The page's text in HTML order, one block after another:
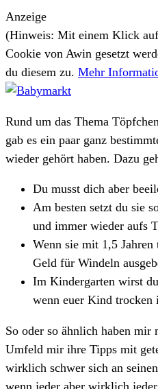
Anzeige
(Hinweis: Mit einem Klick
Cookie von Awin gesetzt
du diesem zu. Mehr
Rund um das Thema
gab es ein paar ganz
wieder gehört haben. Dazu
Du musst dich aber
Am besten setzt du sie
und immer wieder aufs
Wenn sie mit 1,5
Geld für Windeln
Im Kindergarten wirst
wenn euer Kind trocken
So oder so ähnlich haben mir
Umfeld mir ihre Tipps mit
wirklich schwer sich an
wenn jeder aber wirklich